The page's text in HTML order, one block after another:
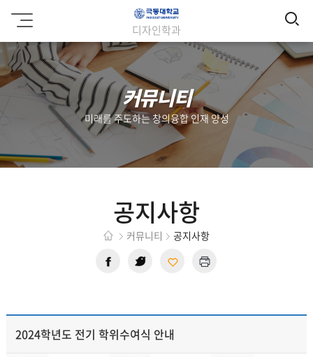
극
동
대
학
교
디자인학과
검
색
커뮤니티
미래를 주도하는 창의융합 인재 양성
공지사항
커뮤니티 공지사항
2024학년도 전기 학위수여식 안내